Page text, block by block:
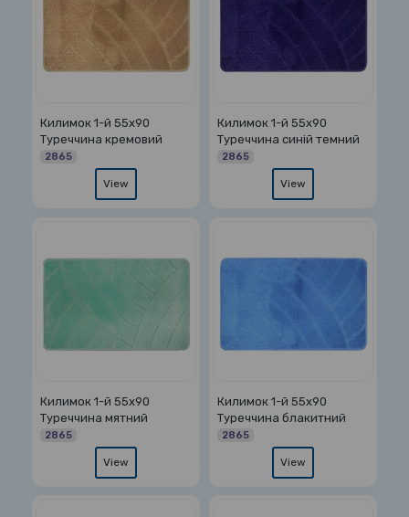
Килимок 1-й 55х90
Туреччина кремовий
2865
View
Килимок 1-й 55х90
Туреччина синій темний
2865
View
Килимок 1-й 55х90
Туреччина мятний
2865
View
Килимок 1-й 55х90
Туреччина блакитний
2865
View